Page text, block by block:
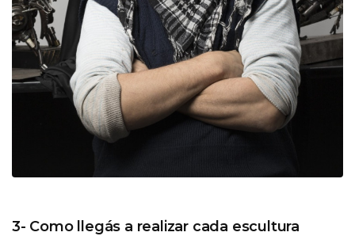
3- Como llegás a realizar cada escultura